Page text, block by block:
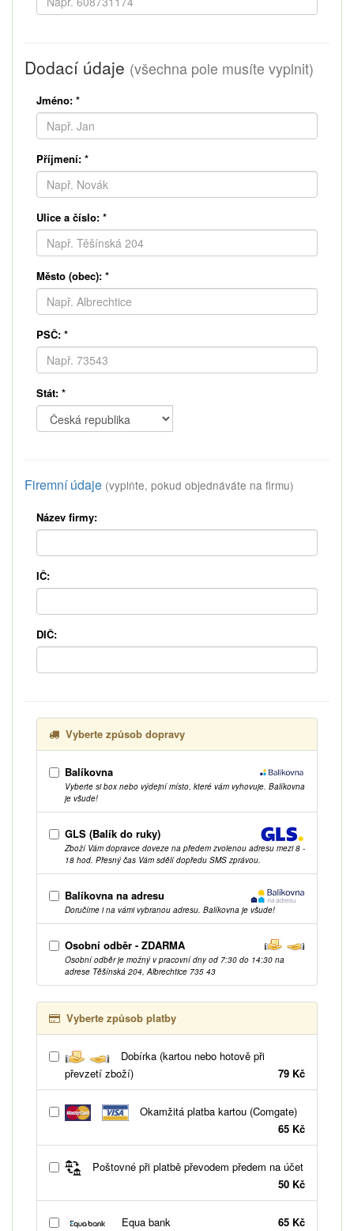
Dodací údaje (všechna pole musíte vyplnit)
Jméno: *
Příjmení: *
Ulice a číslo: *
Město (obec): *
PSČ: *
Stát: *
Firemní údaje (vyplňte, pokud objednáváte na firmu)
Název firmy:
IČ:
DIČ:
Vyberte způsob dopravy
Balíkovna
Vyberte si box nebo výdejní místo, které vám vyhovuje. Balíkovna
je všude!
GLS (Balík do ruky)
Zboží Vám dopravce doveze na předem zvolenou adresu mezi 8 -
18 hod. Přesný čas Vám sdělí dopředu SMS zprávou.
Balíkovna na adresu
Doručíme i na vámi vybranou adresu. Balíkovna je všude!
Osobní odběr - ZDARMA
Osobní odběr je možný v pracovní dny od 7:30 do 14:30 na
adrese Těšínská 204, Albrechtice 735 43
Vyberte způsob platby
Dobírka (kartou nebo hotově při
převzetí zboží)
79 Kč
Okamžitá platba kartou (Comgate)
65 Kč
Poštovné při platbě převodem předem na účet
50 Kč
Equa bank 65 Kč